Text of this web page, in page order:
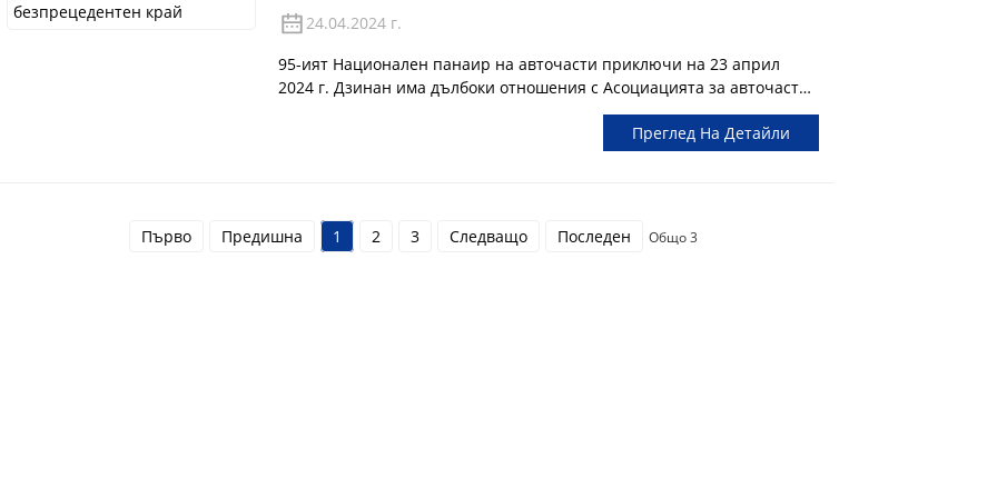
24.04.2024 г.
95-ият Национален панаир на авточасти приключи на 23 април
2024 г. Дзинан има дълбоки отношения с Асоциацията за авточасти,
а националната асоциация за авточасти е била разположена в
Дзинан три пъти през 2011, 2019 и 2021 г. Изложението на
Преглед На Детайли
Първо Предишна 1 2 3 Следващо Последен Общо 3